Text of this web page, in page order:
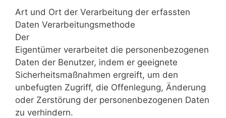
Art und Ort der Verarbeitung der erfassten
Daten Verarbeitungsmethode
Der
Eigentümer verarbeitet die personenbezogenen
Daten der Benutzer, indem er geeignete
Sicherheitsmaßnahmen ergreift, um den
unbefugten Zugriff, die Offenlegung, Änderung
oder Zerstörung der personenbezogenen Daten
zu verhindern.